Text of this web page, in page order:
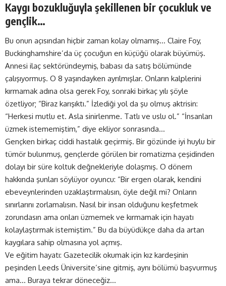
Kaygı bozukluğuyla şekillenen bir çocukluk ve
gençlik…
Bu onun açısından hiçbir zaman kolay olmamış… Claire Foy,
Buckinghamshire’da üç çocuğun en küçüğü olarak büyümüş.
Annesi ilaç sektöründeymiş, babası da satış bölümünde
çalışıyormuş. O 8 yaşındayken ayrılmışlar. Onların kalplerini
kırmamak adına olsa gerek Foy, sonraki birkaç yılı şöyle
özetliyor; “Biraz karışıktı.” İzlediği yol da şu olmuş aktrisin:
“Herkesi mutlu et. Asla sinirlenme. Tatlı ve uslu ol.” “İnsanları
üzmek istememiştim,” diye ekliyor sonrasında…
Gençken birkaç ciddi hastalık geçirmiş. Bir gözünde iyi huylu bir
tümör bulunmuş, gençlerde görülen bir romatizma çeşidinden
dolayı bir süre koltuk değnekleriyle dolaşmış. O dönem
hakkında şunları söylüyor oyuncu: “Bir ergen olarak, kendini
ebeveynlerinden uzaklaştırmalısın, öyle değil mi? Onların
sınırlarını zorlamalısın. Nasıl bir insan olduğunu keşfetmek
zorundasın ama onları üzmemek ve kırmamak için hayatı
kolaylaştırmak istemiştim.” Bu da büyüdükçe daha da artan
kaygılara sahip olmasına yol açmış.
Ve eğitim hayatı: Gazetecilik okumak için kız kardeşinin
peşinden Leeds Üniversite’sine gitmiş, aynı bölümü başvurmuş
ama… Buraya tekrar döneceğiz…